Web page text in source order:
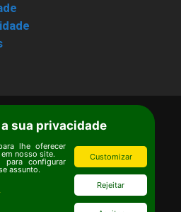
Uso |Estatuto
Instituto de Pesquisas
ipe@ipe.org.br
sua privacidade
lhe oferecer
nosso site.
para configurar
assunto.
Customizar
Rejeitar